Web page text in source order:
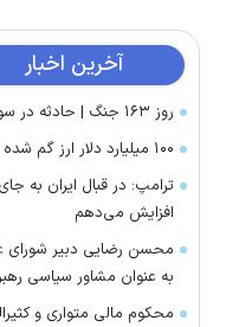
آخرین اخبار
روز ۱۶۳ جنگ | حادثه در سواحل عمان
۱۰۰ میلیارد دلار ارز گم شده کجاست؟
ترامپ: در قبال ایران به
افزایش می‌دهم
محسن رضایی دبیر شورای
به عنوان مشاور سیاسی
محکوم مالی متواری و